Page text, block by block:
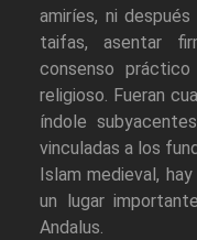
amiríes, ni
taifas, asentar
consenso
religioso. Fueran
índole
vinculadas a los
Islam medieval,
un lugar
Andalus.